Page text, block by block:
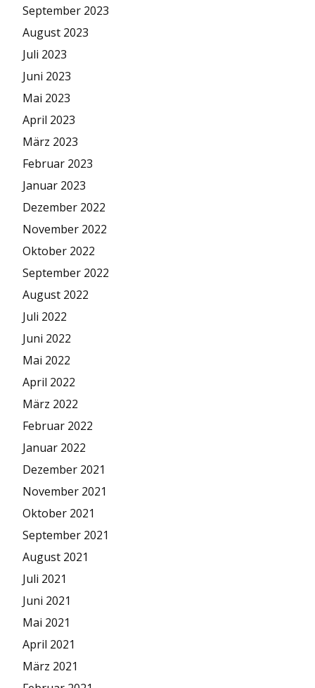
September 2023
August 2023
Juli 2023
Juni 2023
Mai 2023
April 2023
März 2023
Februar 2023
Januar 2023
Dezember 2022
November 2022
Oktober 2022
September 2022
August 2022
Juli 2022
Juni 2022
Mai 2022
April 2022
März 2022
Februar 2022
Januar 2022
Dezember 2021
November 2021
Oktober 2021
September 2021
August 2021
Juli 2021
Juni 2021
Mai 2021
April 2021
März 2021